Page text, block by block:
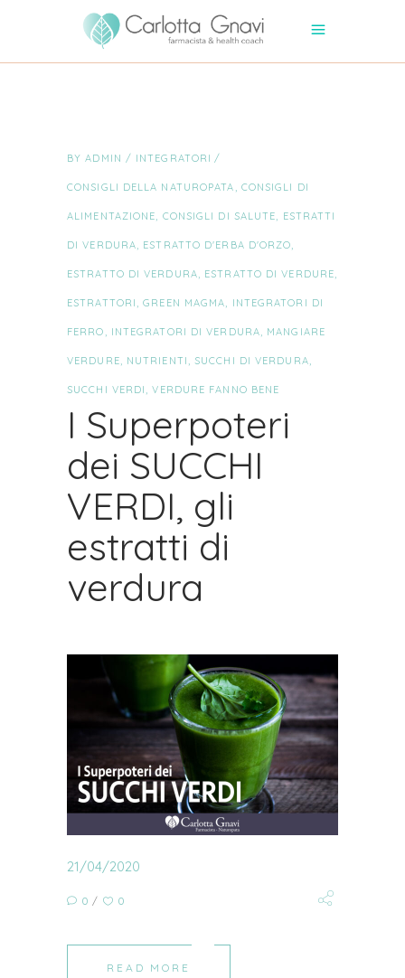
BYADMIN INTEGRATORI
CONSIGLI DELLA NATUROPATA , CONSIGLI DI
ALIMENTAZIONE, CONSIGLI DI SALUTE, ESTRATTI
DI VERDURA, ESTRATTO D'ERBA D'ORZO,
ESTRATTO DI VERDURA, ESTRATTO DI VERDURE,
ESTRATTORI ,GREEN MAGMA, INTEGRATORI DI
FERRO , INTEGRATORI DI VERDURA, MANGIARE
VERDURE, NUTRIENTI ,SUCCHI DI VERDURA,
SUCCHI VERDI ,VERDURE FANNO BENE
I Superpoteri
dei SUCCHI
VERDI, gli
estratti di
verdura
21/04/2020
0 0
READ MORE